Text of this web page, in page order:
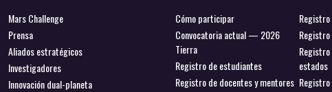
Mars Challenge
Prensa
Aliados estratégicos
Investigadores
Innovación dual-planeta
Cómo participar
Convocatoria actual — 2026
Tierra
Registro de estudiantes
Registro de docentes y mentores
estados